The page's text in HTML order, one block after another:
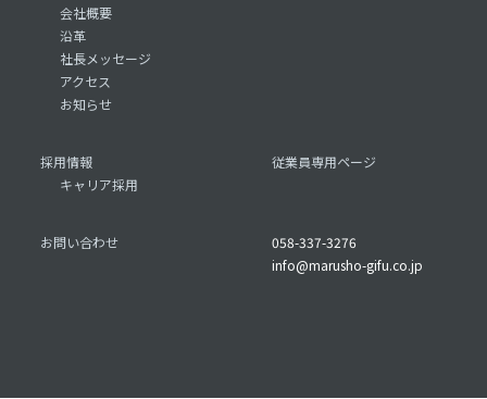
会社概要
沿革
社長メッセージ
アクセス
お知らせ
採用情報
キャリア採用
従業員専用ページ
お問い合わせ
058-337-3276
info@marusho-gifu.co.jp